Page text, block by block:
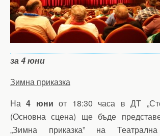
за 4 юни
Зимна приказка
На4 юни от 18:30 часа в ДТ
(Основна сцена) ще бъде
„Зимна приказка” на